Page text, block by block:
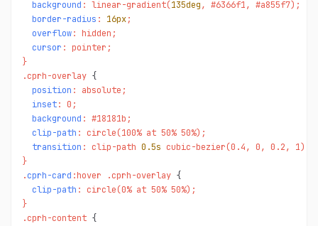
background : linear-gradient(135deg, #6366f1, #a855f7);
border-radius : 16px;
overflow: hidden;
cursor : pointer;
}
.cprh-overlay
position : absolute;
inset: 0;
background : #18181b;
clip-path : circle(100% at 50% 50%);
transition : clip-path 0.5s cubic-bezier(0.4, 0, 0.2, 1);
}
.cprh-card :hover .cprh-overlay
clip-path : circle(0% at 50% 50%);
}
.cprh-content